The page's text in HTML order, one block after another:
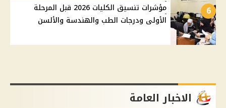
6
مؤشرات تنسيق الكليات 2026 قبل المرحلة
الأولى ودرجات الطب والهندسة والألسن
الاخبار العامة